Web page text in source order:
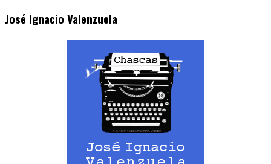
José Ignacio Valenzuela